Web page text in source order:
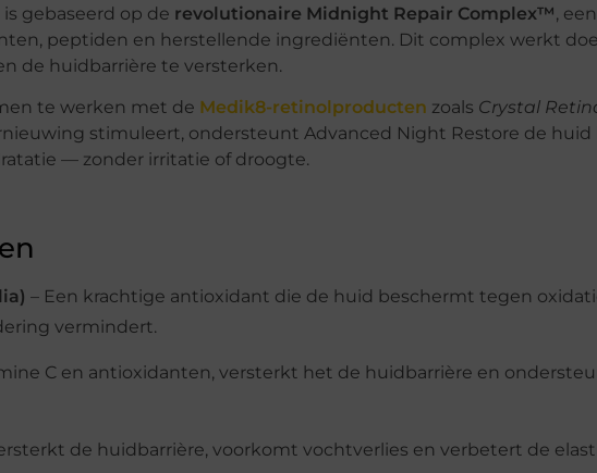
gebaseerd op de revolutionaire Midnight Repair Complex™, een
peptiden en herstellende ingrediënten. Dit complex werkt
de huidbarrière te versterken.
te werken met de Medik8-retinolproducten zoals Crystal
stimuleert, ondersteunt Advanced Night Restore de huid
— zonder irritatie of droogte.
– Een krachtige antioxidant die de huid beschermt tegen
vermindert.
C en antioxidanten, versterkt het de huidbarrière en
de huidbarrière, voorkomt vochtverlies en verbetert de